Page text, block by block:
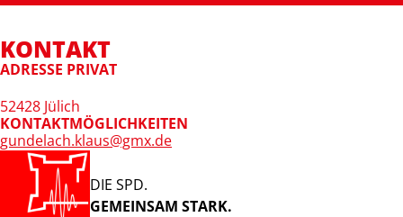
KONTAKT
ADRESSE PRIVAT
52428 Jülich
KONTAKTMÖGLICHKEITEN
gundelach.klaus@gmx.de
DIE SPD.
GEMEINSAM STARK.